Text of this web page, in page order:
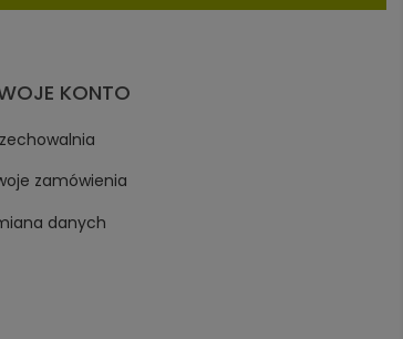
KONTO
zamówienia
danych